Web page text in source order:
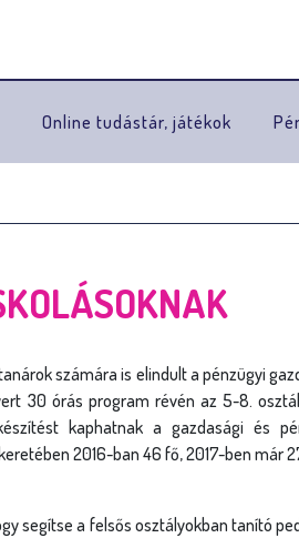
Online tudástár, játékok
számára is elindult a pénzügyi
30 órás program révén az 5-8.
kaphatnak a gazdasági és
2016-ban 46 fő, 2017-ben már
segítse a felsős osztályokban tanító